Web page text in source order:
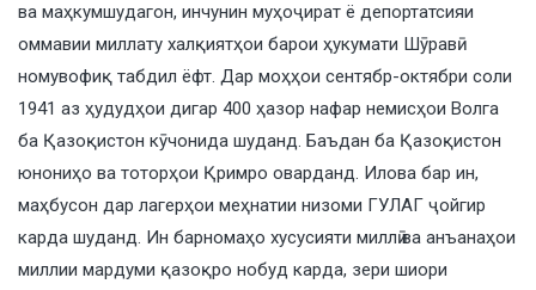
ва маҳкумшудагон, инчунин муҳоҷират ё депортатсияи
оммавии миллату халқиятҳои барои ҳукумати Шӯравӣ
номувофиқ табдил ёфт. Дар моҳҳои сентябр-октябри соли
1941 аз ҳудудҳои дигар 400 ҳазор нафар немисҳои Волга
ба Қазоқистон кӯчонида шуданд. Баъдан ба Қазоқистон
юнониҳо ва тоторҳои Қримро оварданд. Илова бар ин,
маҳбусон дар лагерҳои меҳнатии низоми ГУЛАГ ҷойгир
карда шуданд. Ин барномаҳо хусусияти миллӣ ва анъанаҳои
миллии мардуми қазоқро нобуд карда, зери шиори